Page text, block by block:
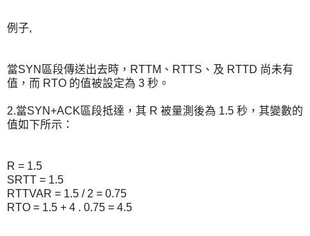
例子,
當SYN區段傳送出去時，RTTM、RTTS、及 RTTD 尚未有
值，而 RTO 的值被設定為 3 秒。
2.當SYN+ACK區段抵達，其 R 被量測後為 1.5 秒，其變數的
值如下所示：
R = 1.5
SRTT = 1.5
RTTVAR = 1.5 / 2 = 0.75
RTO = 1.5 + 4 . 0.75 = 4.5